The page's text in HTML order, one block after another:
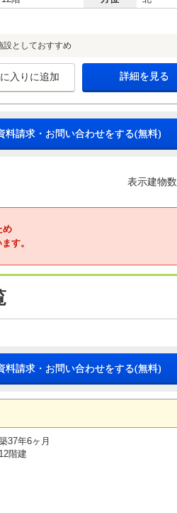
としておすすめ
入りに追加 詳細を見る
料請求・お問い合わせをする(無料)
表示建物数
め
す。
料請求・お問い合わせをする(無料)
37年6ヶ月
12階建